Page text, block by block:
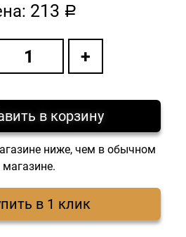
213 a
в корзину
ниже, чем в обычном
магазине.
в 1 клик